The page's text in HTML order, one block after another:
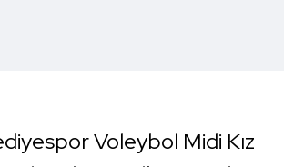
Voleybol Midi Kız